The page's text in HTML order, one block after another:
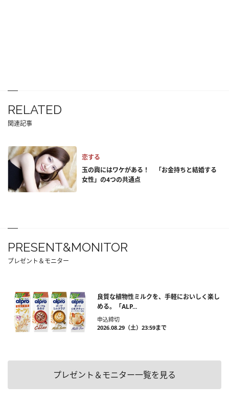
RELATED
関連記事
恋する
玉の輿にはワケがある！ 「お金持ちと結婚する
女性」の4つの共通点
PRESENT&MONITOR
プレゼント＆モニター
良質な植物性ミルクを、手軽においしく楽し
める。「ALP...
申込締切
2026.08.29（土）23:59まで
プレゼント＆モニター一覧を見る